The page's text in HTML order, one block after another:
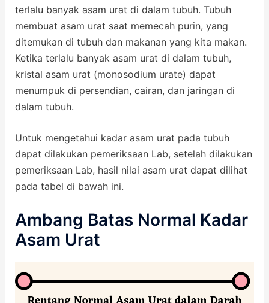
terlalu banyak asam urat di dalam tubuh. Tubuh
membuat asam urat saat memecah purin, yang
ditemukan di tubuh dan makanan yang kita makan.
Ketika terlalu banyak asam urat di dalam tubuh,
kristal asam urat (monosodium urate) dapat
menumpuk di persendian, cairan, dan jaringan di
dalam tubuh.
Untuk mengetahui kadar asam urat pada tubuh
dapat dilakukan pemeriksaan Lab, setelah dilakukan
pemeriksaan Lab, hasil nilai asam urat dapat dilihat
pada tabel di bawah ini.
Ambang Batas Normal Kadar
Asam Urat